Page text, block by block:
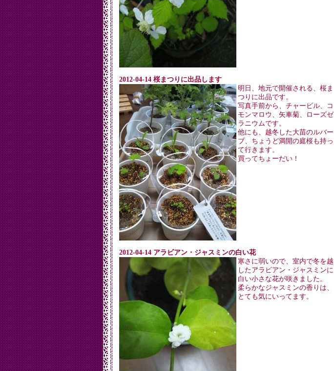
2012-04-14 桜まつりに出品します
明日、地元で開催される、桜ま
つりに出品です。
写真手前から、チャービル、コ
モンマロウ、矢車菊、ローズゼ
ラニウムです。
他にも、越冬した大苗のルバー
ブ、ちょうど満開の庭桜も持っ
て行きます。
買ってちょーだい！
2012-04-14 アラビアン・ジャスミンの白い花
寒さに弱いので、室内で冬を越
したアラビアン・ジャスミンに
白い小さな花が咲きました。
柔らかなジャスミンの香りは、
とても気にいってます。